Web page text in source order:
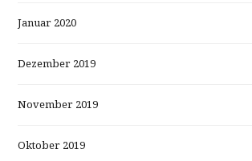
Januar 2020
Dezember 2019
November 2019
Oktober 2019